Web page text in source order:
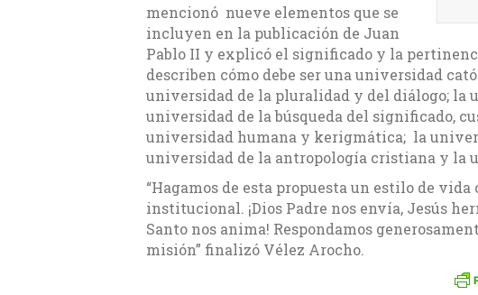
mencionó nueve elementos que se
incluyen en la publicación de Juan
Pablo II y explicó el significado y la
describen cómo debe ser una universidad
universidad de la pluralidad y del diálogo; la
universidad de la búsqueda del significado,
universidad humana y kerigmática; la
universidad de la antropología cristiana y la
“Hagamos de esta propuesta un estilo de
institucional. ¡Dios Padre nos envía, Jesús
Santo nos anima! Respondamos
misión” finalizó Vélez Arocho.